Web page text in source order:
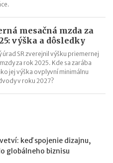
mesačná mzda za
výška a dôsledky
úrad SR zverejnil výšku priemernej
za rok 2025. Kde sa zarába
jej výška ovplyvní minimálnu
v roku 2027?
keď spojenie dizajnu,
globálneho biznisu